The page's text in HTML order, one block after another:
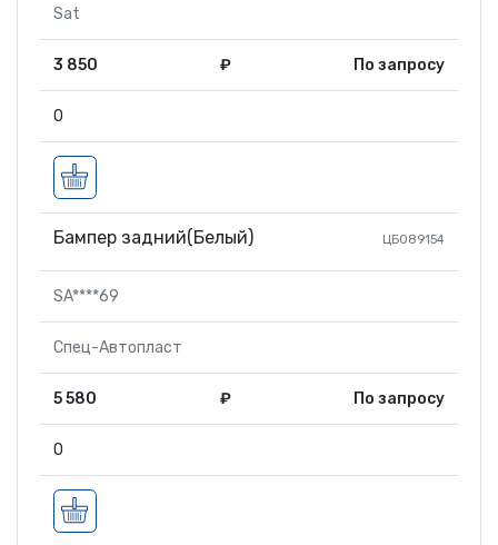
Sat
3 850 ₽ По запросу
0
Бампер задний(Белый) ЦБ089154
SA****69
Спец-Автопласт
5 580 ₽ По запросу
0